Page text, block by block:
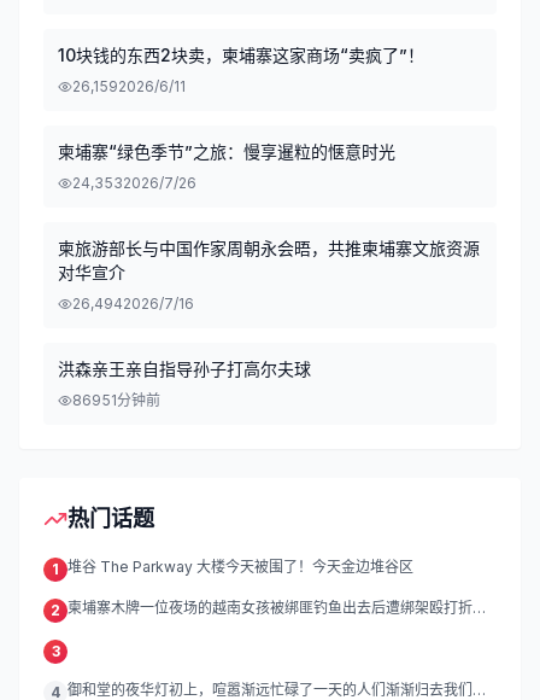
10块钱的东西2块卖，柬埔寨这家商场“卖疯了”！
26,1592026/6/11
柬埔寨“绿色季节”之旅：慢享暹粒的惬意时光
24,3532026/7/26
柬旅游部长与中国作家周朝永会晤，共推柬埔寨文旅资源
对华宣介
26,4942026/7/16
洪森亲王亲自指导孙子打高尔夫球
86951分钟前
热门话题
1 堆谷 The Parkway 大楼今天被围了！今天金边堆谷区
2 柬埔寨木牌一位夜场的越南女孩被绑匪钓鱼出去后遭绑架殴打折
3
4 御和堂的夜华灯初上，喧嚣渐远忙碌了一天的人们渐渐归去我们的